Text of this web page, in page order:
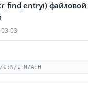
03
C:N/I:N/A:H